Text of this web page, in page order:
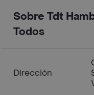
Sobre Tdt
Todos
Dirección